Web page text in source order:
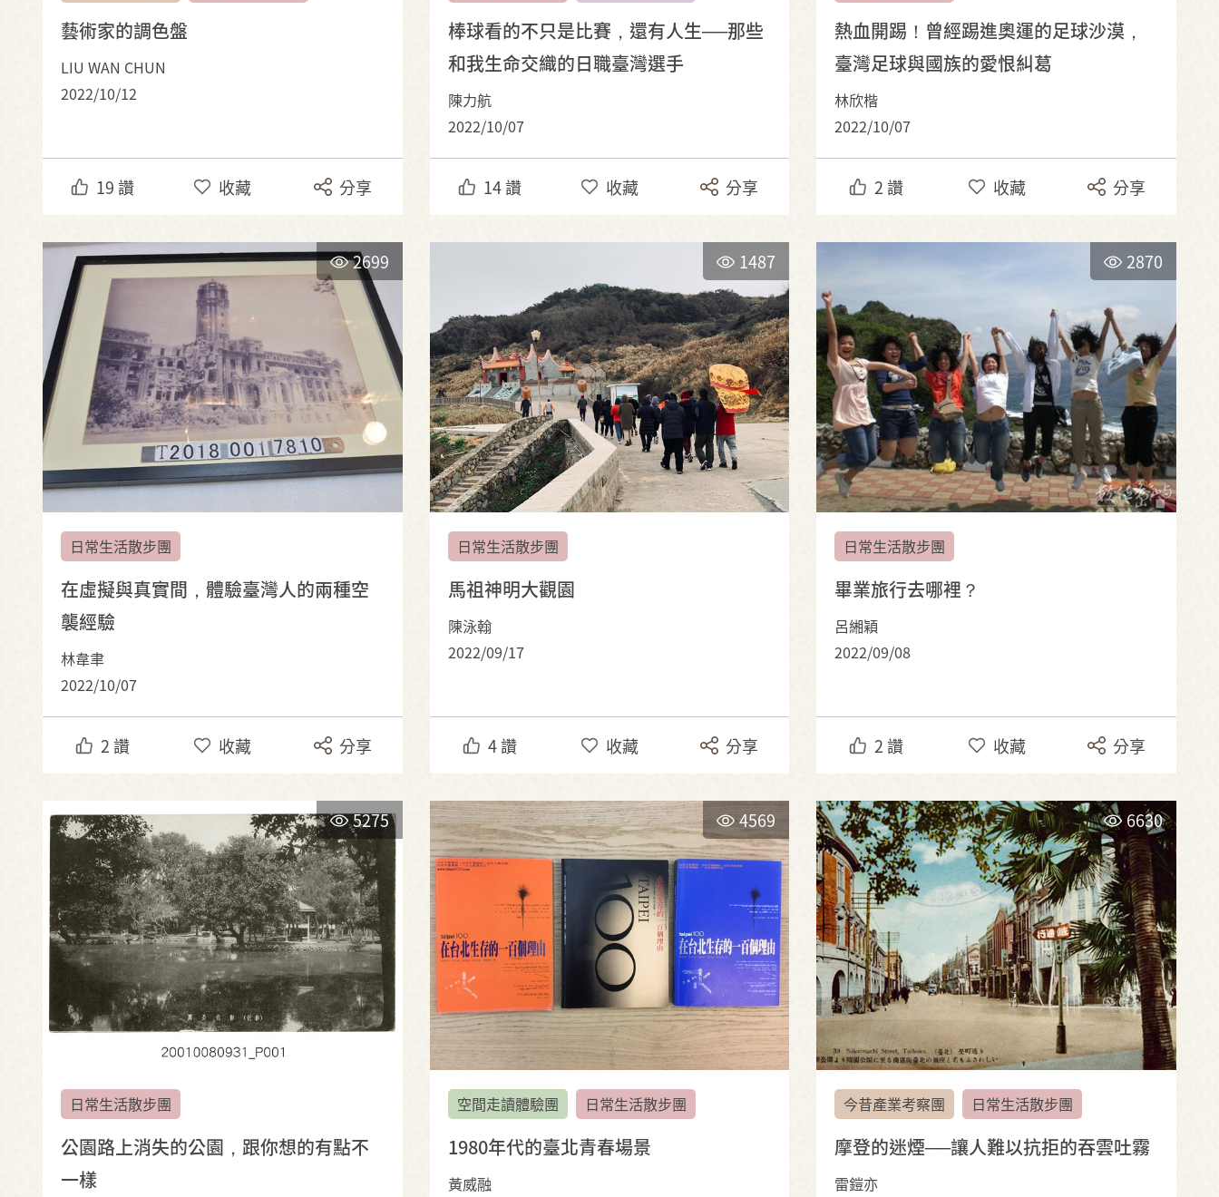
藝術家的調色盤
LIU WAN CHUN
2022/10/12
19讚 收藏 分享
棒球看的不只是比賽，還有人生──那些
和我生命交織的日職臺灣選手
陳力航
2022/10/07
14讚 收藏 分享
熱血開踢！曾經踢進奧運的足球沙漠，
臺灣足球與國族的愛恨糾葛
林欣楷
2022/10/07
2讚 收藏 分享
2699
日常生活散步團
在虛擬與真實間，體驗臺灣人的兩種空
襲經驗
林韋聿
2022/10/07
2讚 收藏 分享
1487
日常生活散步團
馬祖神明大觀園
陳泳翰
2022/09/17
4讚 收藏 分享
2870
日常生活散步團
畢業旅行去哪裡？
呂緗穎
2022/09/08
2讚 收藏 分享
5275
日常生活散步團
公園路上消失的公園，跟你想的有點不
一樣
4569
空間走讀體驗團 日常生活散步團
1980年代的臺北青春場景
黃威融
6630
今昔產業考察團 日常生活散步團
摩登的迷煙──讓人難以抗拒的吞雲吐霧
雷鎧亦